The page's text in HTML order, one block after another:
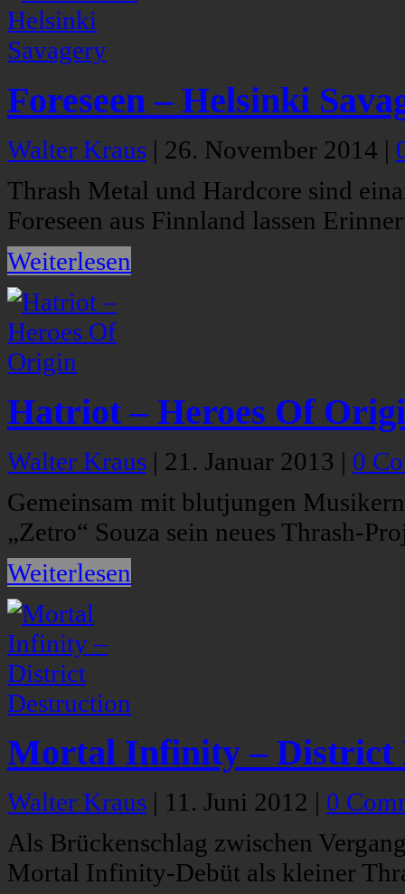
Foreseen – Helsinki
Walter Kraus | 26. November 2014 |
Thrash Metal und Hardcore sind
Foreseen aus Finnland lassen
Weiterlesen
Hatriot – Heroes Of
Walter Kraus | 21. Januar 2013 | 0
Gemeinsam mit blutjungen
„Zetro“ Souza sein neues Thrash-
Weiterlesen
Mortal Infinity – District
Walter Kraus | 11. Juni 2012 | 0
Als Brückenschlag zwischen
Mortal Infinity-Debüt als kleiner